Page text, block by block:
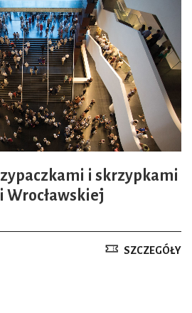
i skrzypkami
Wrocławskiej
SZCZEGÓŁY